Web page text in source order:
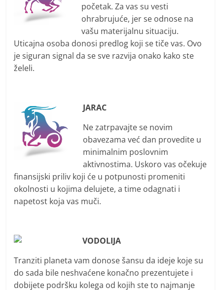
početak. Za vas su vesti
ohrabrujuće, jer se odnose na
vašu materijalnu situaciju.
Uticajna osoba donosi predlog koji se tiče vas. Ovo
je siguran signal da se sve razvija onako kako ste
želeli.
JARAC
Ne zatrpavajte se novim
obavezama već dan provedite u
minimalnim poslovnim
aktivnostima. Uskoro vas očekuje
finansijski priliv koji će u potpunosti promeniti
okolnosti u kojima delujete, a time odagnati i
napetost koja vas muči.
VODOLIJA
Tranziti planeta vam donose šansu da ideje koje su
do sada bile neshvaćene konačno prezentujete i
dobijete podršku kolega od kojih ste to najmanje